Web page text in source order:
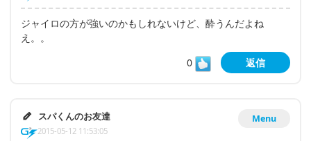
ジャイロの方が強いのかもしれないけど、酔うんだよね
え。。
0
返信
Menu
スパくんのお友達
2015-05-12 11:53:05